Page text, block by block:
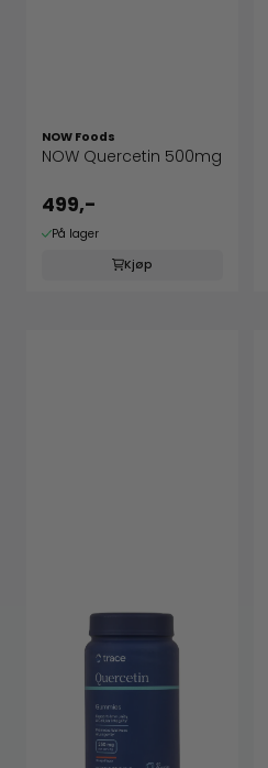
NOW Foods
NOW Quercetin 500mg
499,-
På lager
Kjøp